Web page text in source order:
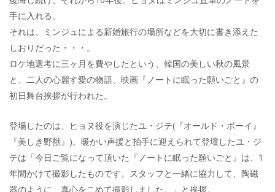
手に入れる。
それは、ミンジュによる新婚旅行の場所などを大切に書き添えた
しおりだった・・・。
ロケ地選考に三ヶ月を費やしたという、韓国の美しい秋の風景
と、二人の心麗す愛の物語、映画『ノートに眠った願いごと』の
初日舞台挨拶が行われた。
登場したのは、ヒョヌ役を演じたユ・ジテ(『オールド・ボーイ』
『美しき野獣』)。暖かい声援と拍手に迎えられて登壇したユ・ジ
テは「今日ご覧になって頂いた『ノートに眠った願いごと』は、1
年間かけて撮影したものです。スタッフと一緒に協力して、陶磁
器のように、真心をこめて撮影しました。」と挨拶。